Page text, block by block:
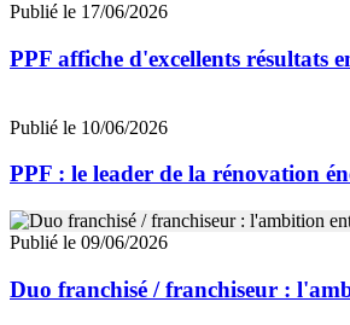
Publié le 17/06/2026
PPF affiche d'excellents résultats
Publié le 10/06/2026
PPF : le leader de la rénovation
Publié le 09/06/2026
Duo franchisé / franchiseur :